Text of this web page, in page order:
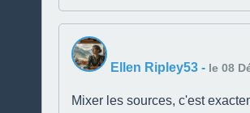
Ellen Ripley53 - le 08
Mixer les sources, c'est